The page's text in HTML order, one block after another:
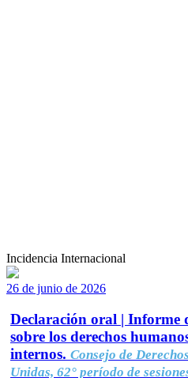
Incidencia Internacional
26 de junio de 2026
Declaración oral | Informe
sobre los derechos
internos. Consejo de
Unidas, 62° período de